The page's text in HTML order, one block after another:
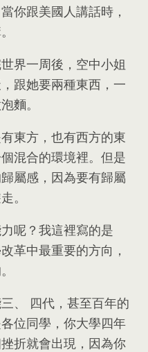
當你跟美國人講話時 ，
。
界一周後 ， 空中小姐
， 跟她要兩種東西 ， 一
麵。
東方 ， 也有西方的東
混合的環境裡。 但是
屬感 ， 因為要有歸屬
。
呢？我這裡寫的是
革中最重要的方向 ，
。
、 四代 ， 甚至百年的
位同學 ， 你大學四年
折就會出現 ， 因為你